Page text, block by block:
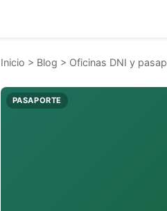
Inicio > Blog > Oficinas DNI y
PASAPORTE